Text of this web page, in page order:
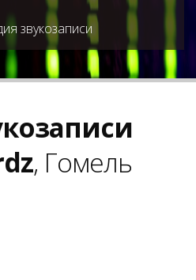
звукозаписи
, Гомель